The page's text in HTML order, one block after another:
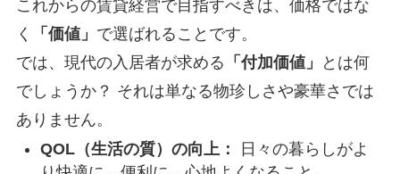
これからの賃貸経営で目指すべきは、価格ではな
く
「価値」 で選ばれることです。
では、現代の入居者が求める 「付加価値」
とは何
でしょうか？ それは単なる物珍しさや豪華さでは
ありません。
QOL（生活の質）の向上：
日々の暮らしがよ